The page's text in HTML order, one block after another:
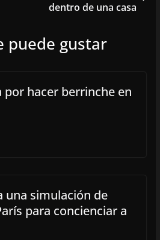
dentro de una casa
puede gustar
por hacer berrinche en
una simulación de
para concienciar a